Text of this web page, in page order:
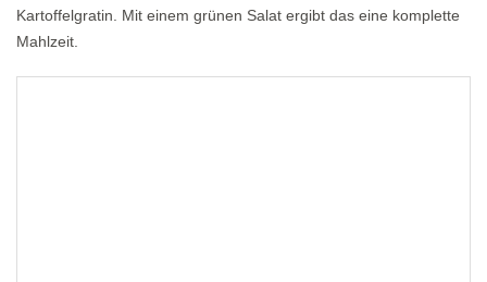
Kartoffelgratin. Mit einem grünen Salat ergibt das eine komplette
Mahlzeit.